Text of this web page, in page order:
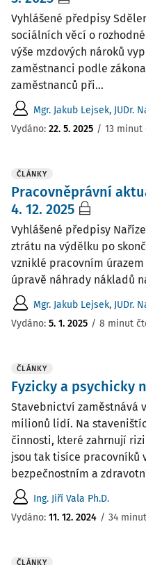
Vyhlášené předpisy
sociálních věcí o
výše mzdových nároků
zaměstnanci podle
zaměstnanců při...
Mgr. Jakub Lejsek, JUDr.
Vydáno: 22. 5. 2025 / 13 minut
ČLÁNKY
Pracovněprávní
4. 12. 2025
Vyhlášené předpisy
ztrátu na výdělku po
vzniklé pracovním
úpravě náhrady nákladů
Mgr. Jakub Lejsek, JUDr.
Vydáno: 5. 1. 2025 / 8 minut
ČLÁNKY
Fyzicky a psychicky
Stavebnictví zaměstnává
milionů lidí. Na
činnosti, které zahrnují
jsou tak tisíce pracovníků
bezpečnostním a
Ing. Jiří Vala Ph.D.
Vydáno: 11. 12. 2024 / 34
ČLÁNKY